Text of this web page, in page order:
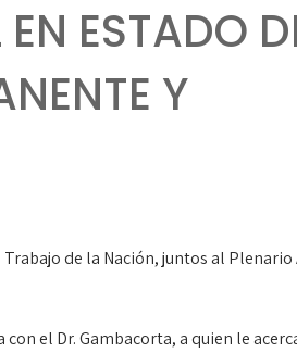
ESTADO
Y
de la Nación, juntos al
el Dr. Gambacorta, a quien le